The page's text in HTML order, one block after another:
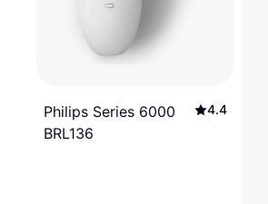
Philips Series 6000
BRL136
4.4